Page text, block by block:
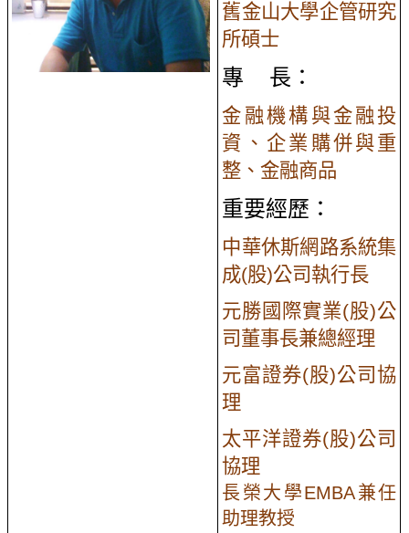
舊金山大學企管研究
所碩士
專 長：
金融機構與金融投
資、企業購併與重
整、金融商品
重要經歷：
中華休斯網路系統集
成(股)公司執行長
元勝國際實業(股)公
司董事長兼總經理
元富證券(股)公司協
理
太平洋證券(股)公司
協理
長榮大學EMBA兼任
助理教授